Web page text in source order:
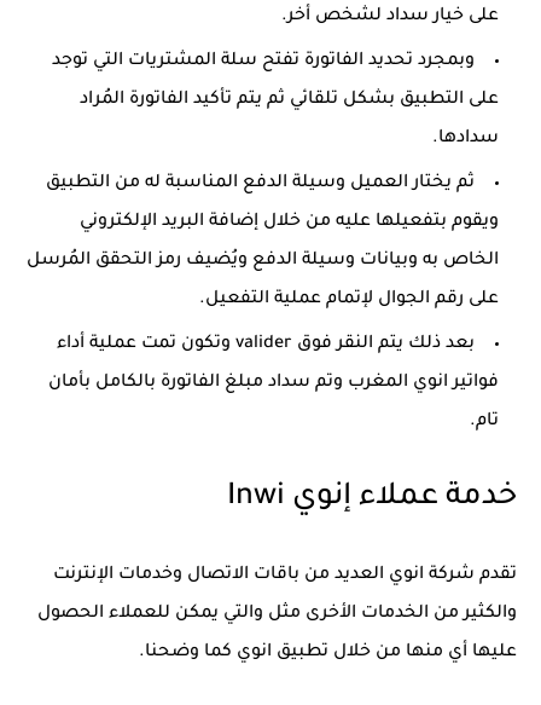
على خيار سداد لشخص أخر.
وبمجرد تحديد الفاتورة تفتح سلة المشتريات التي توجد
على التطبيق بشكل تلقائي ثم يتم تأكيد الفاتورة المُراد
سدادها.
ثم يختار العميل وسيلة الدفع المناسبة له من التطبيق
ويقوم بتفعيلها عليه من خلال إضافة البريد الإلكتروني
الخاص به وبيانات وسيلة الدفع ويُضيف رمز التحقق المُرسل
على رقم الجوال لإتمام عملية التفعيل.
بعد ذلك يتم النقر فوق valider وتكون تمت عملية أداء
فواتير انوي المغرب وتم سداد مبلغ الفاتورة بالكامل بأمان
تام.
خدمة عملاء إنوي Inwi
تقدم شركة انوي العديد من باقات الاتصال وخدمات الإنترنت
والكثير من الخدمات الأخرى مثل والتي يمكن للعملاء الحصول
عليها أي منها من خلال تطبيق انوي كما وضحنا.